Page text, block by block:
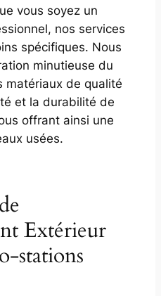
vous soyez un
nos services
spécifiques. Nous
minutieuse du
matériaux de qualité
et la durabilité de
offrant ainsi une
usées.
Extérieur
stations